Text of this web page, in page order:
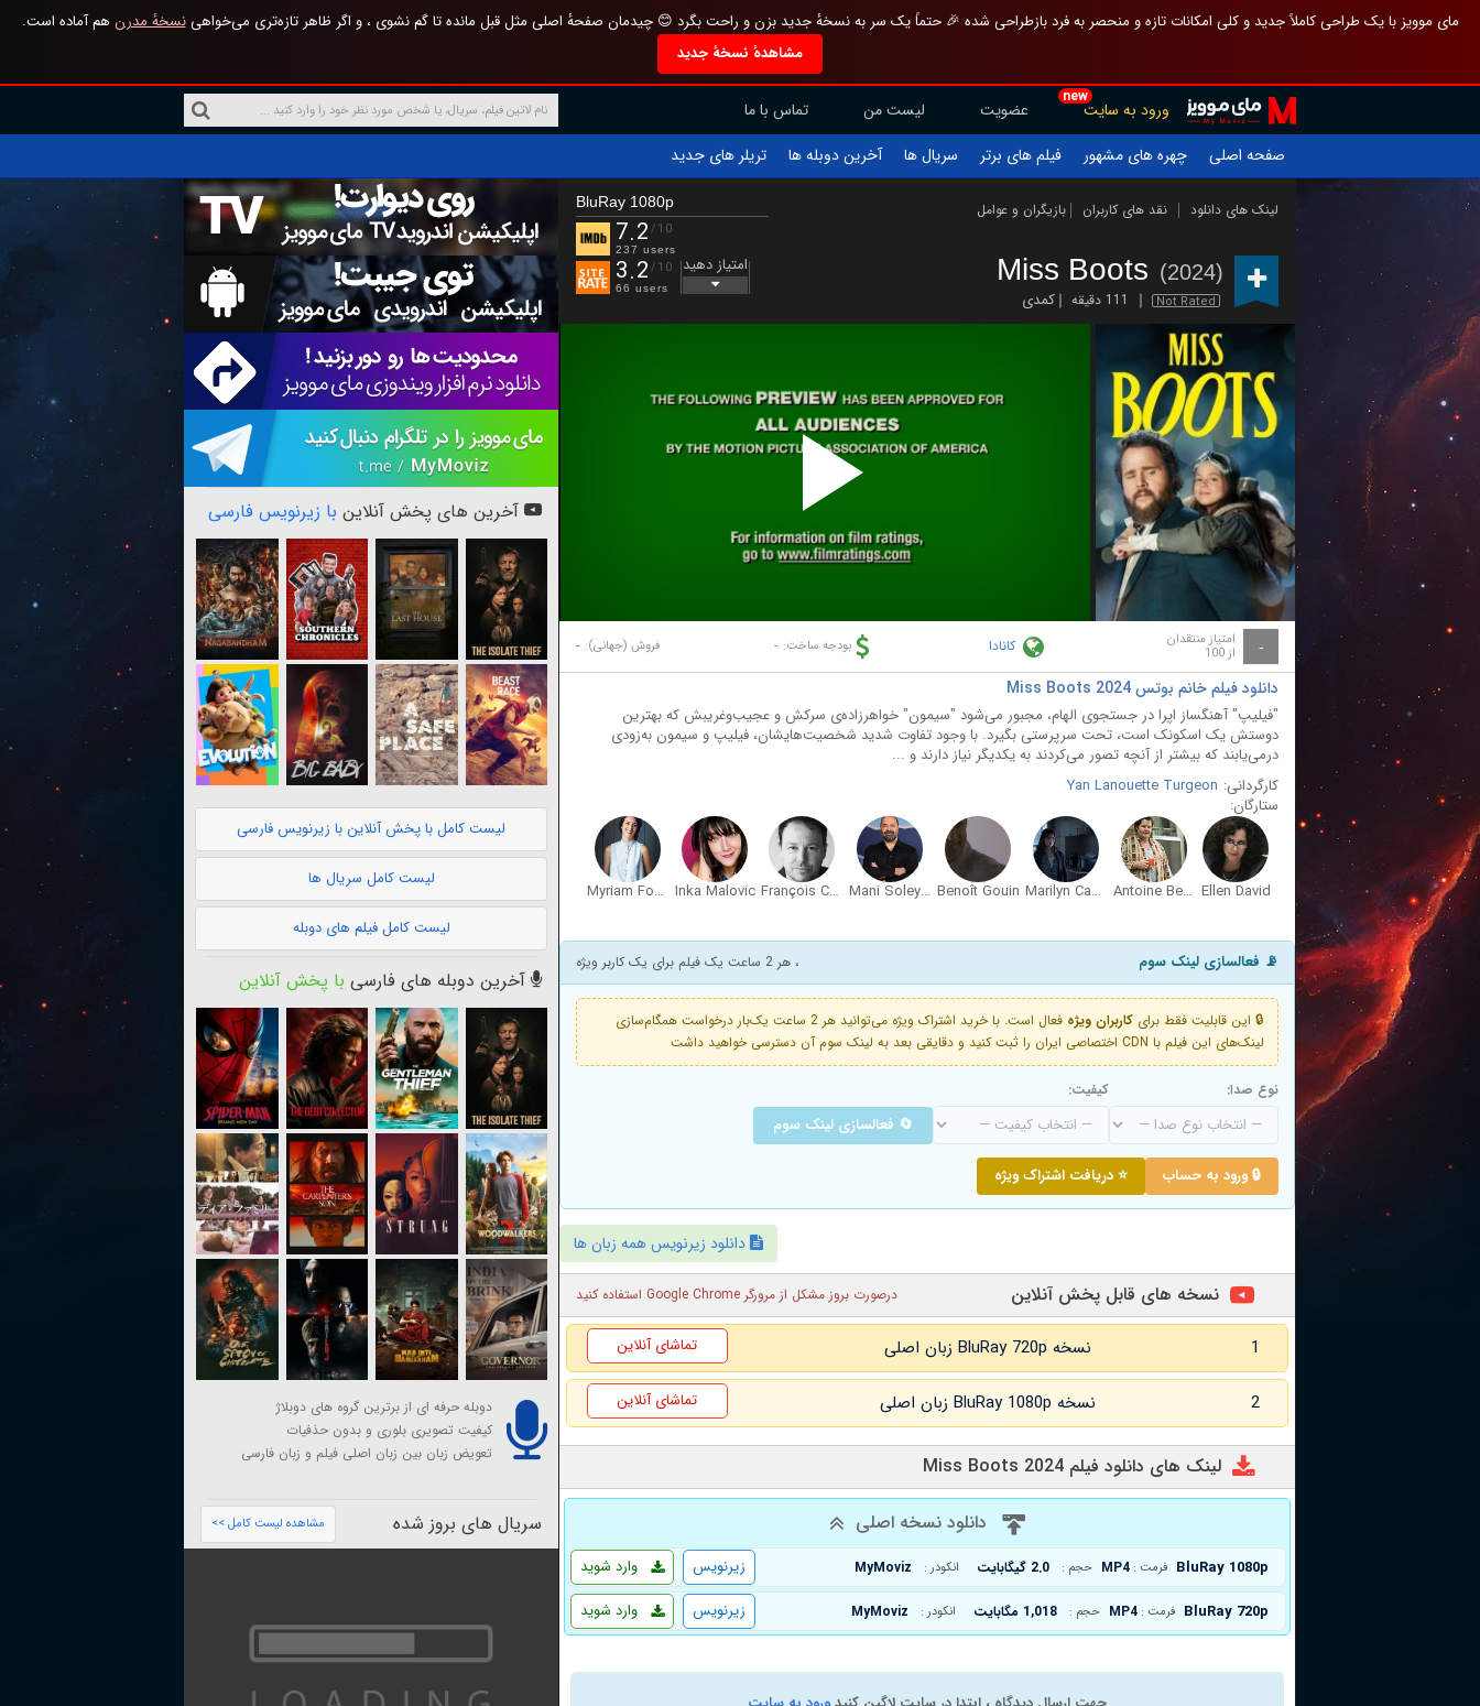
مای موویز با یک طراحی کاملاً جدید و کلی امکانات تازه و منحصر به فرد بازطراحی شده 🎉 حتماً یک سر به نسخهٔ جدید بزن و راحت بگرد 😊 چیدمان صفحهٔ اصلی مثل قبل مانده تا گم نشوی ، و اگر ظاهر تازه‌تری می‌خواهینسخهٔ مدرن هم آماده است.
مشاهدهٔ نسخهٔ جدید
new
ورود به سایت عضویت لیست من
تماس با ما
صفحه اصلی
چهره های مشهور فیلم های برتر سریال ها آخرین دوبله ها تریلر های جدید
لینک های دانلود نقد های کاربران بازیگران و عوامل
Miss Boots (2024)
Not Rated 111 دقیقه کمدی
BluRay 1080p
7.2 /10
237 users
3.2 /10
66 users
امتیاز دهید
Play
Video
- امتیاز منتقدان
از 100 کانادا بودجه ساخت: - فروش (جهانی): -
دانلود فیلم خانم بوتس Miss Boots 2024
"فیلیپ" آهنگساز اپرا در جستجوی الهام، مجبور می‌شود "سیمون" خواهرزاده‌ی سرکش و عجیب‌وغریبش که بهترین
دوستش یک اسکونک است، تحت سرپرستی بگیرد. با وجود تفاوت شدید شخصیت‌هایشان، فیلیپ و سیمون به‌زودی
درمی‌یابند که بیشتر از آنچه تصور می‌کردند به یکدیگر نیاز دارند و ...
کارگردانی: Yan Lanouette Turgeon
ستارگان:
Ellen David
Antoine Bertrand
Marilyn Castonguay
Benoît Gouin
Mani Soleymanlou
François Chénier
Inka Malovic
Myriam Fournier
📡 فعالسازی لینک سوم ، هر 2 ساعت یک فیلم برای یک کاربر ویژه
🔒 این قابلیت فقط برای کاربران ویژه
فعال است. با خرید اشتراک ویژه می‌توانید هر 2 ساعت یک‌بار درخواست همگام‌سازی
لینک‌های این فیلم با CDN اختصاصی ایران را ثبت کنید و دقایقی بعد به لینک سوم آن دسترسی خواهید داشت
نوع صدا: کیفیت:
🔄 فعالسازی لینک سوم
🔒 ورود به حساب ⭐ دریافت اشتراک ویژه
دانلود زیرنویس همه زبان ها
نسخه های قابل پخش آنلاین درصورت بروز مشکل از مرورگر Google Chrome استفاده کنید
1 نسخه BluRay 720p زبان اصلی تماشای آنلاین
2 نسخه BluRay 1080p زبان اصلی تماشای آنلاین
لینک های دانلود فیلم Miss Boots 2024
دانلود نسخه اصلی
BluRay 1080p فرمت : MP4 حجم : 2.0 گیگابایت انکودر : MyMoviz وارد شوید
زیرنویس
BluRay 720p فرمت : MP4 حجم : 1,018 مگابایت انکودر : MyMoviz وارد شوید زیرنویس
آخرین های پخش آنلاین با زیرنویس فارسی
لیست کامل با پخش آنلاین با زیرنویس فارسی
لیست کامل سریال ها
لیست کامل فیلم های دوبله
آخرین دوبله های فارسی با پخش آنلاین
دوبله حرفه ای از برترین گروه های دوبلاژ
کیفیت تصویری بلوری و بدون حذفیات
تعویض زبان بین زبان اصلی فیلم و زبان فارسی
سریال های بروز شده مشاهده لیست کامل >>